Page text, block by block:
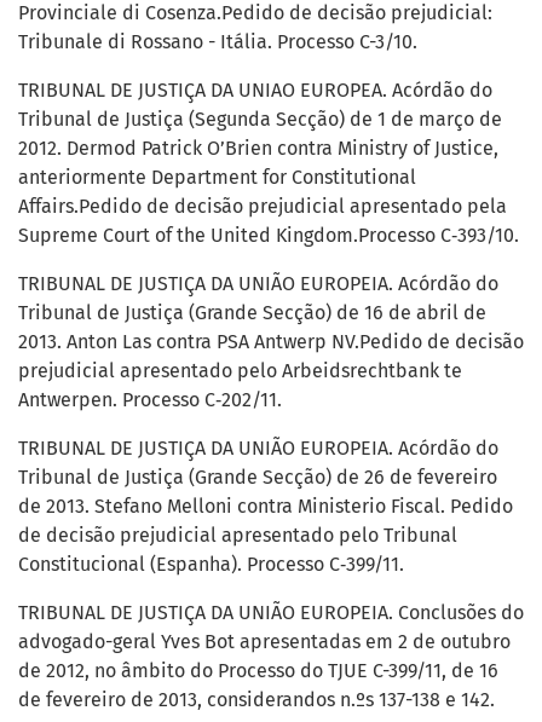
Provinciale di Cosenza.Pedido de decisão prejudicial:
Tribunale di Rossano - Itália. Processo C-3/10.
TRIBUNAL DE JUSTIÇA DA UNIAO EUROPEA. Acórdão do
Tribunal de Justiça (Segunda Secção) de 1 de março de
2012. Dermod Patrick O’Brien contra Ministry of Justice,
anteriormente Department for Constitutional
Affairs.Pedido de decisão prejudicial apresentado pela
Supreme Court of the United Kingdom.Processo C‑393/10.
TRIBUNAL DE JUSTIÇA DA UNIÃO EUROPEIA. Acórdão do
Tribunal de Justiça (Grande Secção) de 16 de abril de
2013. Anton Las contra PSA Antwerp NV.Pedido de decisão
prejudicial apresentado pelo Arbeidsrechtbank te
Antwerpen. Processo C‑202/11.
TRIBUNAL DE JUSTIÇA DA UNIÃO EUROPEIA. Acórdão do
Tribunal de Justiça (Grande Secção) de 26 de fevereiro
de 2013. Stefano Melloni contra Ministerio Fiscal. Pedido
de decisão prejudicial apresentado pelo Tribunal
Constitucional (Espanha). Processo C‑399/11.
TRIBUNAL DE JUSTIÇA DA UNIÃO EUROPEIA. Conclusões do
advogado-geral Yves Bot apresentadas em 2 de outubro
de 2012, no âmbito do Processo do TJUE C-399/11, de 16
de fevereiro de 2013, considerandos n.ºs 137-138 e 142.